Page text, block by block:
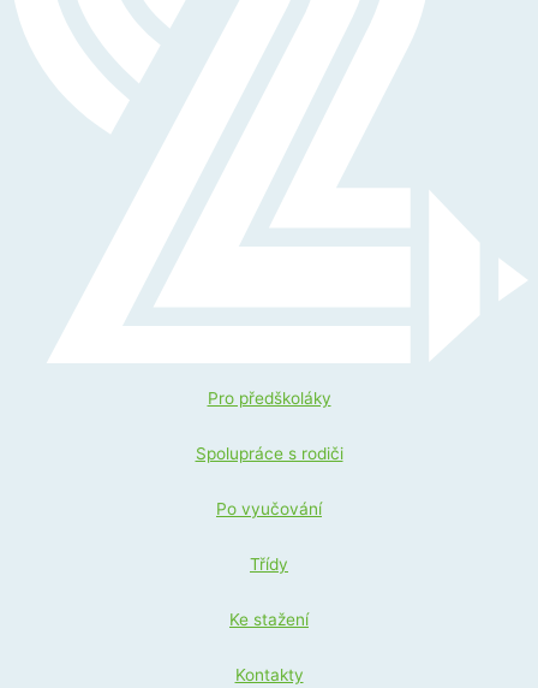
Pro předškoláky
Spolupráce s rodiči
Po vyučování
Třídy
Ke stažení
Kontakty